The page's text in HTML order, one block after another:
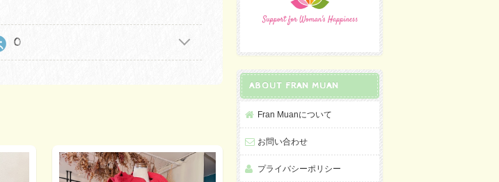
0
ABOUT FRAN MUAN
Fran Muanについて
お問い合わせ
プライバシーポリシー